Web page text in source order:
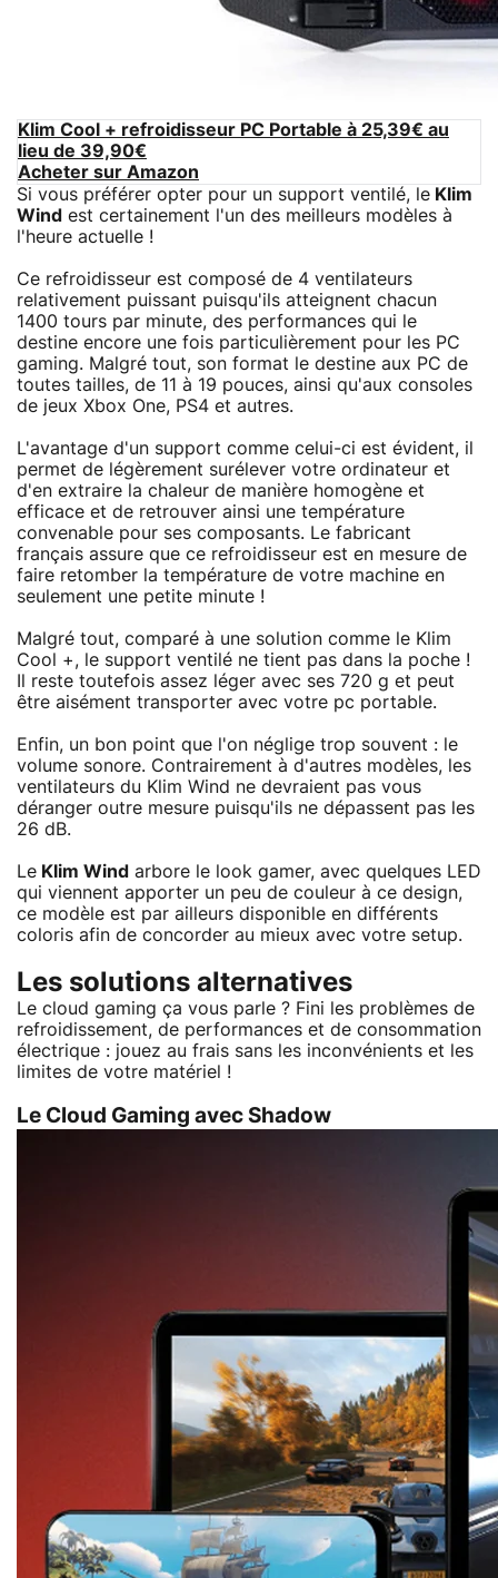
Klim Cool + refroidisseur PC Portable à 25,39€ au
lieu de 39,90€
Acheter sur Amazon
Si vous préférer opter pour un support ventilé, le Klim
Wind est certainement l'un des meilleurs modèles à
l'heure actuelle !
Ce refroidisseur est composé de 4 ventilateurs
relativement puissant puisqu'ils atteignent chacun
1400 tours par minute, des performances qui le
destine encore une fois particulièrement pour les PC
gaming. Malgré tout, son format le destine aux PC de
toutes tailles, de 11 à 19 pouces, ainsi qu'aux consoles
de jeux Xbox One, PS4 et autres.
L'avantage d'un support comme celui-ci est évident, il
permet de légèrement surélever votre ordinateur et
d'en extraire la chaleur de manière homogène et
efficace et de retrouver ainsi une température
convenable pour ses composants. Le fabricant
français assure que ce refroidisseur est en mesure de
faire retomber la température de votre machine en
seulement une petite minute !
Malgré tout, comparé à une solution comme le Klim
Cool +, le support ventilé ne tient pas dans la poche !
Il reste toutefois assez léger avec ses 720 g et peut
être aisément transporter avec votre pc portable.
Enfin, un bon point que l'on néglige trop souvent : le
volume sonore. Contrairement à d'autres modèles, les
ventilateurs du Klim Wind ne devraient pas vous
déranger outre mesure puisqu'ils ne dépassent pas les
26 dB.
Le Klim Wind arbore le look gamer, avec quelques LED
qui viennent apporter un peu de couleur à ce design,
ce modèle est par ailleurs disponible en différents
coloris afin de concorder au mieux avec votre setup.
Les solutions alternatives
Le cloud gaming ça vous parle ? Fini les problèmes de
refroidissement, de performances et de consommation
électrique : jouez au frais sans les inconvénients et les
limites de votre matériel !
Le Cloud Gaming avec Shadow